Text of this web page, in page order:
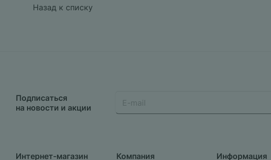
Назад к списку
Подписаться
на новости и акции
Интернет-магазин Компания Информация